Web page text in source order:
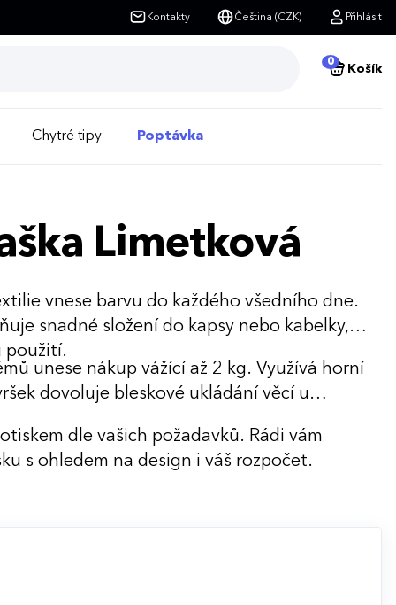
Kontakty Čeština (CZK) Přihlásit
0
Košík
Chytré tipy Poptávka
Limetková
vnese barvu do každého všedního dne.
snadné složení do kapsy nebo kabelky,
použití.
unese nákup vážící až 2 kg. Využívá horní
dovoluje bleskové ukládání věcí u
dle vašich požadavků. Rádi vám
s ohledem na design i váš rozpočet.